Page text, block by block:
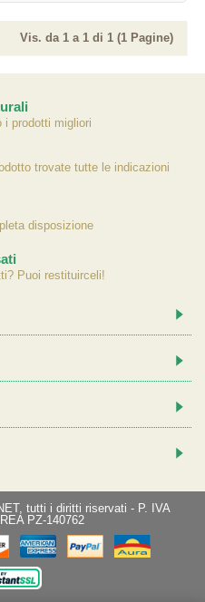
Vis. da 1 a 1 di 1 (1 Pagine)
i prodotti migliori
trovate tutte le indicazioni
disposizione
Puoi restituirceli!
tutti i diritti riservati - P. IVA
PZ-140762